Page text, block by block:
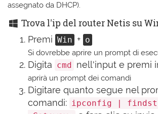
assegnato da DHCP).
Trova l'ip del router Netis su
Premi Win + o
Si dovrebbe aprire un prompt di
Digita cmd nell'input e premi
aprirà un prompt dei comandi
Digitare quanto segue nel
comandi: ipconfig |